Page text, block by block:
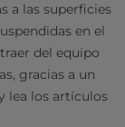
a las superficies
en el
del equipo
gracias a un
lea los artículos